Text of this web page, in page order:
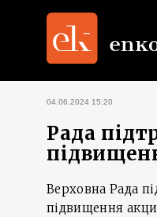
04.06.2024 15:20
Рада
Верховна Рада
підвищення